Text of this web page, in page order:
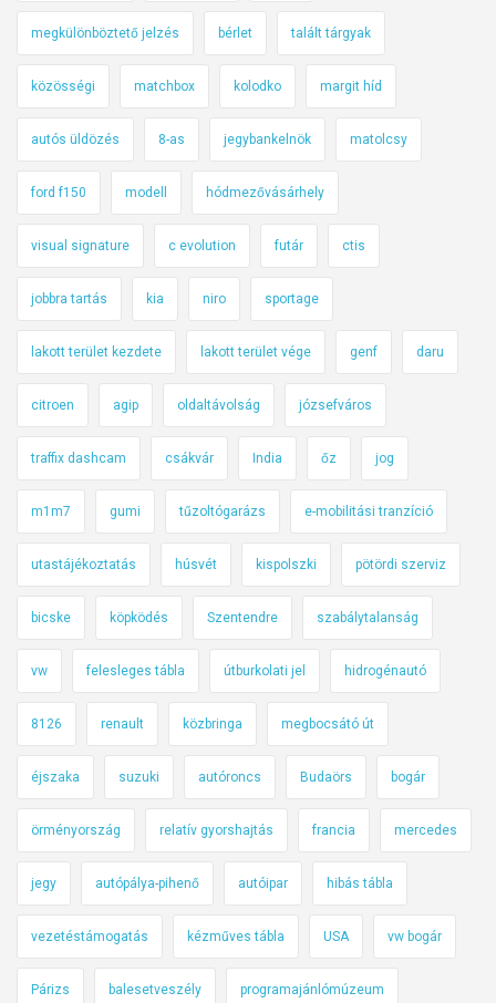
megkülönböztető jelzés bérlet talált tárgyak
közösségi matchbox kolodko margit híd
autós üldözés 8-as jegybankelnök matolcsy
ford f150 modell hódmezővásárhely
visual signature c evolution futár ctis
jobbra tartás kia niro sportage
lakott terület kezdete lakott terület vége genf daru
citroen agip oldaltávolság józsefváros
traffix dashcam csákvár India őz jog
m1m7 gumi tűzoltógarázs e-mobilitási tranzíció
utastájékoztatás húsvét kispolszki pötördi szerviz
bicske köpködés Szentendre szabálytalanság
vw felesleges tábla útburkolati jel hidrogénautó
8126 renault közbringa megbocsátó út
éjszaka suzuki autóroncs Budaörs bogár
örményország relatív gyorshajtás francia mercedes
jegy autópálya-pihenő autóipar hibás tábla
vezetéstámogatás kézműves tábla USA vw bogár
Párizs balesetveszély programajánlómúzeum